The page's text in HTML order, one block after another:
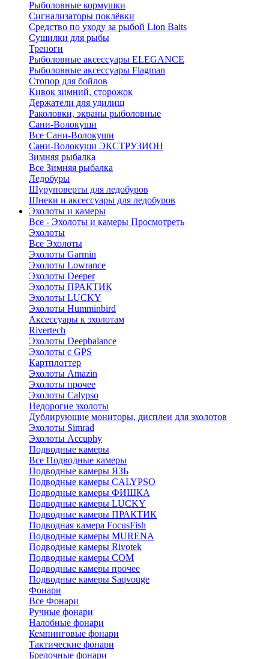
Рыболовные кормушки
Сигнализаторы поклёвки
Средство по уходу за рыбой Lion Baits
Сушилки для рыбы
Треноги
Рыболовные аксессуары ELEGANCE
Рыболовные аксессуары Flagman
Стопор для бойлов
Кивок зимний, сторожок
Держатели для удилищ
Раколовки, экраны рыболовные
Сани-Волокуши
Все Сани-Волокуши
Сани-Волокуши ЭКСТРУЗИОН
Зимняя рыбалка
Все Зимняя рыбалка
Ледобуры
Шуруповерты для ледобуров
Шнеки и аксессуары для ледобуров
Эхолоты и камеры
Все - Эхолоты и камеры Просмотреть
Эхолоты
Все Эхолоты
Эхолоты Garmin
Эхолоты Lowrance
Эхолоты Deeper
Эхолоты ПРАКТИК
Эхолоты LUCKY
Эхолоты Humminbird
Аксессуары к эхолотам
Rivertech
Эхолоты Deepbalance
Эхолоты с GPS
Картплоттер
Эхолоты Amazin
Эхолоты прочее
Эхолоты Calypso
Недорогие эхолоты
Дублирующие мониторы, дисплеи для эхолотов
Эхолоты Simrad
Эхолоты Accuphy
Подводные камеры
Все Подводные камеры
Подводные камеры ЯЗЬ
Подводные камеры CALYPSO
Подводные камеры ФИШКА
Подводные камеры LUCKY
Подводные камеры ПРАКТИК
Подводная камера FocusFish
Подводные камеры MURENA
Подводные камеры Rivotek
Подводные камеры СОМ
Подводные камеры прочее
Подводные камеры Saqvouge
Фонари
Все Фонари
Ручные фонари
Налобные фонари
Кемпинговые фонари
Тактические фонари
Брелочные фонари